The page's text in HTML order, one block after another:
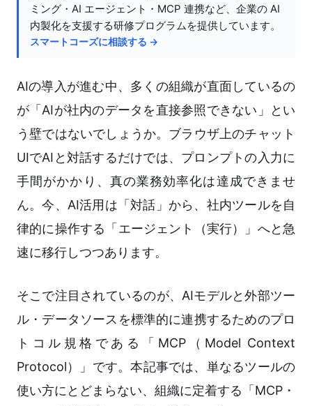
ミング・AI エージェント・MCP 連携など、企業の AI
内製化を支援する研修プログラムを提供しています。
スマートコーズに相談する →
AIの導入が進む中、多くの組織が直面しているの
が「AIが社内のデータを直接参照できない」とい
う壁ではないでしょうか。ブラウザ上のチャット
UIでAIと対話するだけでは、プロンプトの入力に
手間がかかり、真の業務効率化は達成できませ
ん。今、AI活用は「対話」から、社内ツールを自
律的に操作する「エージェント（実行）」へと急
速に移行しつつあります。
そこで注目されているのが、AIモデルと外部ツー
ル・データソースを標準的に連携するためのプロ
トコル規格である「MCP（Model Context
Protocol）」です。本記事では、単なるツールの
使い方にとどまらない、組織に定着する「MCP・